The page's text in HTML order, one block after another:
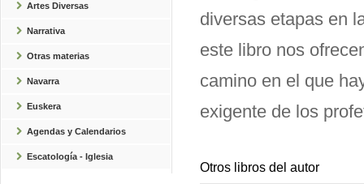
Artes Diversas
Narrativa
Otras materias
Navarra
Euskera
Agendas y Calendarios
Escatología - Iglesia
diversas etapas en
este libro nos
camino en el que
exigente de los
Otros libros del autor